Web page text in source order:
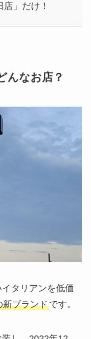
」だけ！
んなお店？
タリアンを低価
新ブランドです。